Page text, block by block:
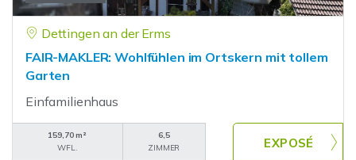
Dettingen an der Erms
FAIR-MAKLER: Wohlfühlen im Ortskern mit tollem
Garten
Einfamilienhaus
159,70 m²
WFL.
6,5
ZIMMER